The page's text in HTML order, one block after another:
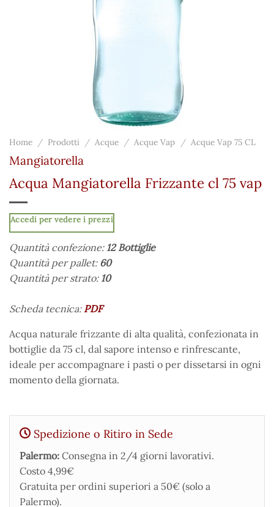
Home / Prodotti / Acque / Acque Vap / Acque Vap 75 CL
Mangiatorella
Acqua Mangiatorella Frizzante cl 75 vap
Accedi per vedere i prezzi
Quantità confezione: 12 Bottiglie
Quantità per pallet: 60
Quantità per strato: 10
Scheda tecnica: PDF
Acqua naturale frizzante di alta qualità, confezionata in
bottiglie da 75 cl, dal sapore intenso e rinfrescante,
ideale per accompagnare i pasti o per dissetarsi in ogni
momento della giornata.
Spedizione o Ritiro in Sede
Palermo: Consegna in 2/4 giorni lavorativi.
Costo 4,99€
Gratuita per ordini superiori a 50€ (solo a
Palermo).